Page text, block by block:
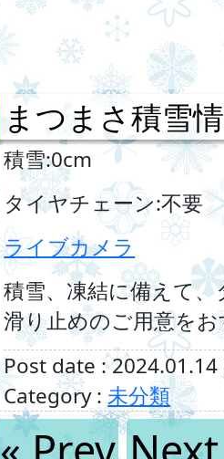
まつまさ積雪
積雪:0cm
タイヤチェーン:不要
ライブカメラ
積雪、凍結に備えて
滑り止めのご用意をお
Post date : 2024.01.14
Category :未分類